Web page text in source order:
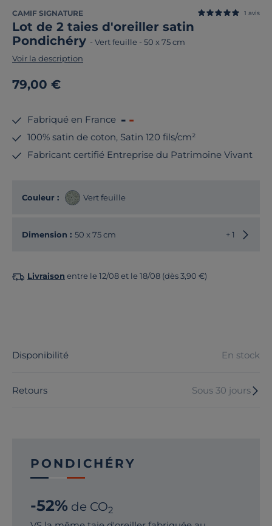
CAMIF SIGNATURE
Lot de 2 taies d'oreiller satin
Pondichéry - Vert feuille - 50 x 75 cm
1 avis
Voir la description
79,00 €
Fabriqué en France
100% satin de coton, Satin 120 fils/cm²
Fabricant certifié Entreprise du Patrimoine Vivant
Couleur : Vert feuille
Dimension : 50 x 75 cm + 1
Livraison entre le 12/08 et le 18/08 (dès 3,90 €)
Disponibilité En stock
Retours Sous 30 jours
PONDICHÉRY
-52% de CO2